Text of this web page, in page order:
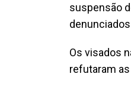
suspensão
Os visados
refutaram